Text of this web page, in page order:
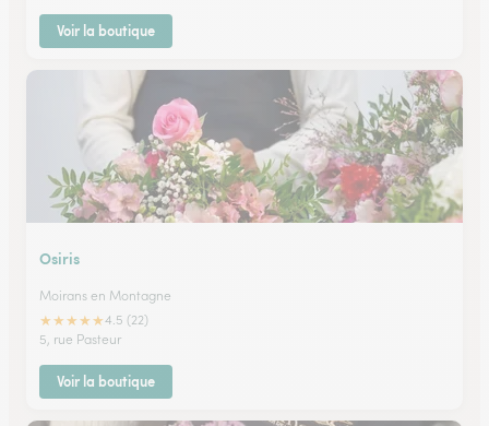
Voir la boutique
Osiris
Moirans en Montagne
★★★★★4.5 (22)
5, rue Pasteur
Voir la boutique